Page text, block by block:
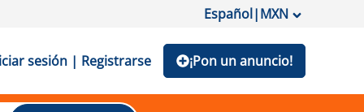
Español|MXN
sesión | Registrarse ¡Pon un anuncio!